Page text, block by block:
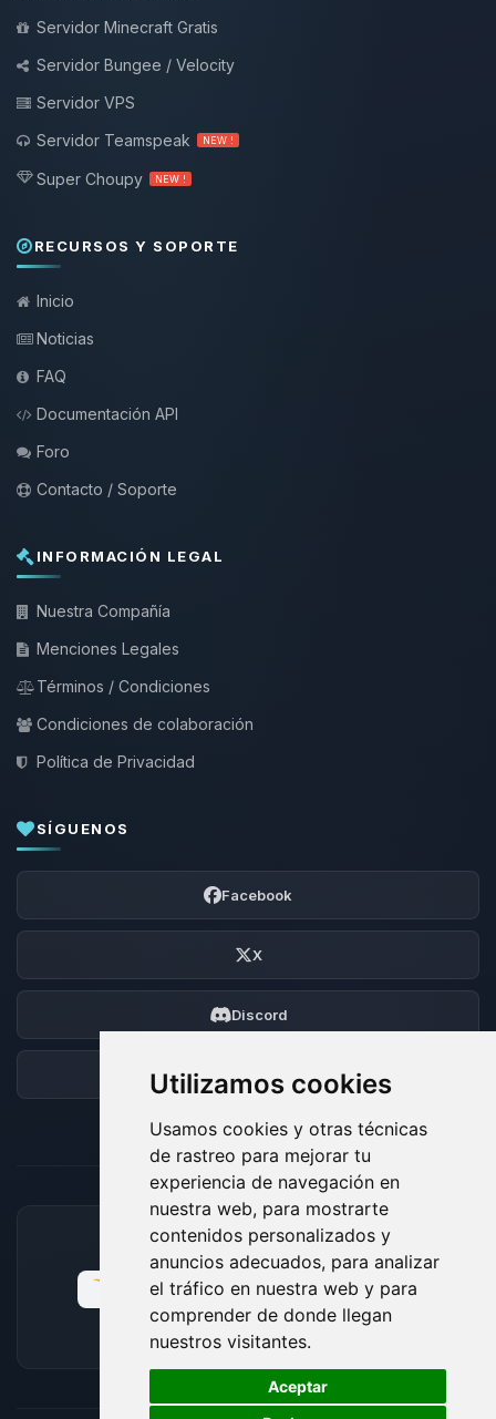
Utilizamos cookies
Usamos cookies y otras técnicas
de rastreo para mejorar tu
experiencia de navegación en
nuestra web, para mostrarte
contenidos personalizados y
anuncios adecuados, para analizar
el tráfico en nuestra web y para
comprender de donde llegan
nuestros visitantes.
Aceptar
Servidor Minecraft Gratis
Servidor Bungee / Velocity
Servidor VPS
Servidor Teamspeak
NEW !
Super Choupy NEW !
RECURSOS Y SOPORTE
Inicio
Noticias
FAQ
Documentación API
Foro
Contacto / Soporte
INFORMACIÓN LEGAL
Nuestra Compañía
Menciones Legales
Términos / Condiciones
Condiciones de colaboración
Política de Privacidad
SÍGUENOS
Facebook
X
Discord
Foro
MÉTODOS DE PAGO ACEPTADOS
🍪